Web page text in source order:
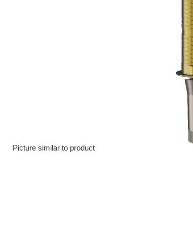
Picture similar to product